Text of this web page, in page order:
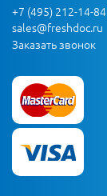
+7 (495) 212-14-84
sales@freshdoc.ru
Заказать звонок